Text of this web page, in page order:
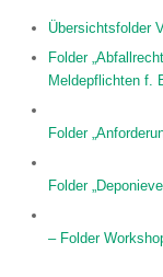
Übersichtsfolder
Folder
Meldepflichten f.
Folder
Folder
– Folder